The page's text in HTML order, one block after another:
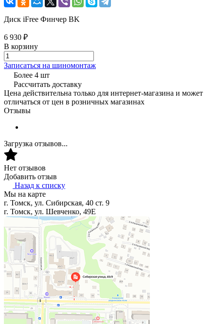
Диск iFree Финчер BK
6 930 ₽
В корзину
Записаться на шиномонтаж
Более 4 шт
Рассчитать доставку
Цена действительна только для интернет-магазина и может
отличаться от цен в розничных магазинах
Отзывы
Загрузка отзывов...
Нет отзывов
Добавить отзыв
Назад к списку
Мы на карте
г. Томск, ул. Сибирская, 40 ст. 9
г. Томск, ул. Шевченко, 49Е